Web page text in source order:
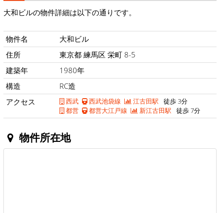
大和ビルの物件詳細は以下の通りです。
物件名
大和ビル
住所
東京都 練馬区 栄町 8-5
建築年
1980年
構造
RC造
アクセス
西武 西武池袋線 江古田駅 徒歩 3分
都営
都営大江戸線 新江古田駅 徒歩 7分
物件所在地